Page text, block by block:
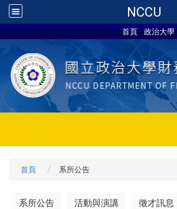
NCCU
首頁 政治大學
首頁 系所公告
系所公告 活動與演講 徵才訊息